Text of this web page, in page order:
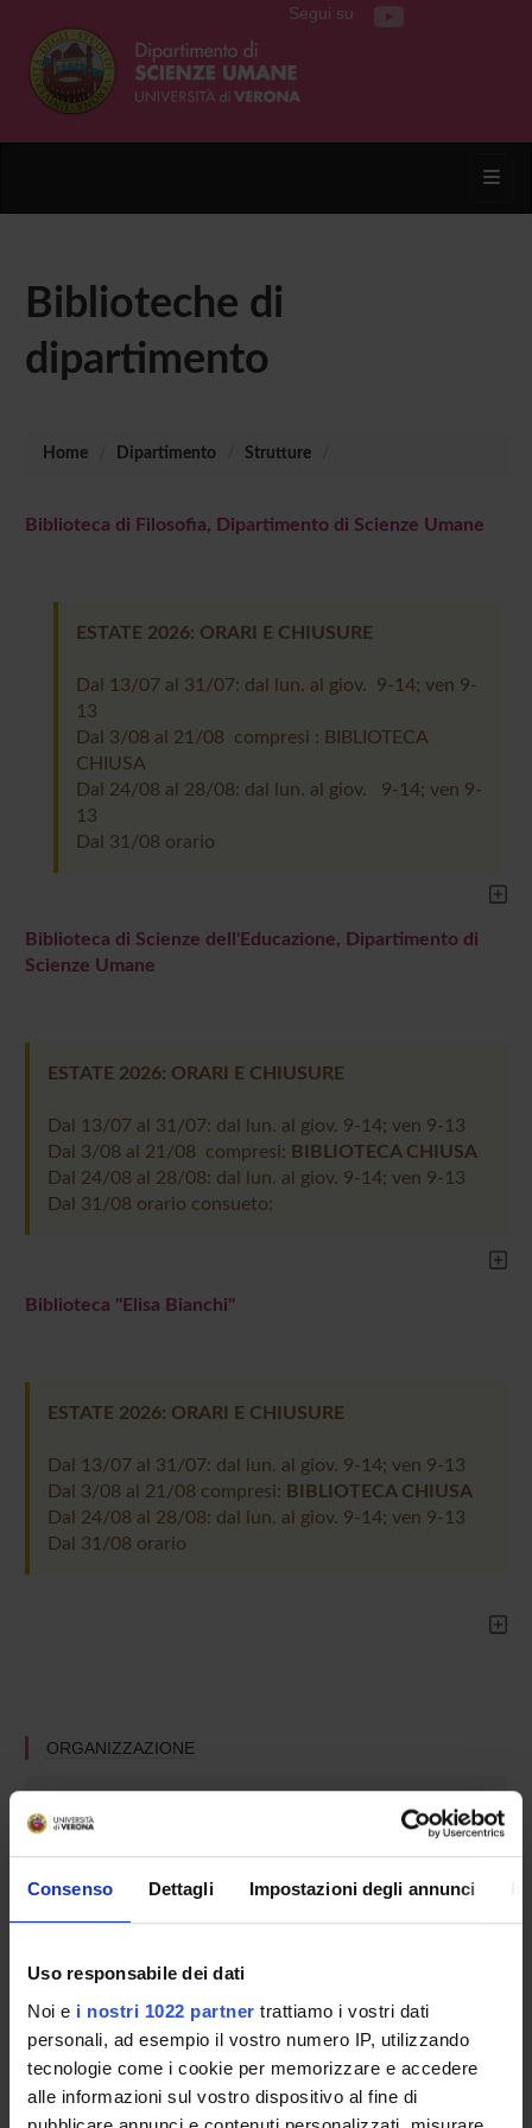
Consenso Dettagli Impostazioni degli annunci
Uso responsabile dei dati
Noi e i nostri 1022 partner trattiamo i vostri dati
personali, ad esempio il vostro numero IP, utilizzando
tecnologie come i cookie per memorizzare e accedere
alle informazioni sul vostro dispositivo al fine di
Segui su
Biblioteche di
dipartimento
Home Dipartimento Strutture
Biblioteca di Filosofia, Dipartimento di Scienze Umane
ESTATE 2026: ORARI E CHIUSURE
Dal 13/07 al 31/07: dal lun. al giov. 9-14; ven 9-
13
Dal 3/08 al 21/08 compresi : BIBLIOTECA
CHIUSA
Dal 24/08 al 28/08: dal lun. al giov. 9-14; ven 9-
13
Dal 31/08 orario
Biblioteca di Scienze dell'Educazione, Dipartimento di
Scienze Umane
ESTATE 2026: ORARI E CHIUSURE
Dal 13/07 al 31/07: dal lun. al giov. 9-14; ven 9-13
Dal 3/08 al 21/08 compresi: BIBLIOTECA CHIUSA
Dal 24/08 al 28/08: dal lun. al giov. 9-14; ven 9-13
Dal 31/08 orario consueto:
Biblioteca "Elisa Bianchi"
ESTATE 2026: ORARI E CHIUSURE
Dal 13/07 al 31/07: dal lun. al giov. 9-14; ven 9-13
Dal 3/08 al 21/08 compresi: BIBLIOTECA CHIUSA
Dal 24/08 al 28/08: dal lun. al giov. 9-14; ven 9-13
Dal 31/08 orario
ORGANIZZAZIONE
COMMISSIONI
UFFICI E STRUTTURE DI SERVIZIO
STRUTTURE DEL DIPARTIMENTO
BIBLIOTECHE
CENTRI